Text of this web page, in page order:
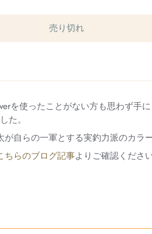
売り切れ
を使ったことがない方も思わず手
た。
自らの一軍とする実釣力派のカラー
ちらのブログ記事よりご確認ください